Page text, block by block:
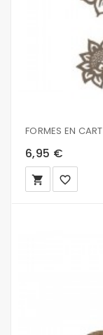
FORMES EN
6,95 €
local_grocery_store favorite_border